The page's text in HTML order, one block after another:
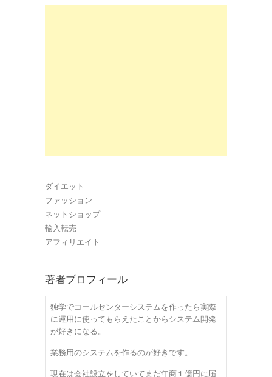
ダイエット
ファッション
ネットショップ
輸入転売
アフィリエイト
著者プロフィール
独学でコールセンターシステムを作ったら実際
に運用に使ってもらえたことからシステム開発
が好きになる。
業務用のシステムを作るのが好きです。
現在は会社設立をしていてまだ年商１億円に届